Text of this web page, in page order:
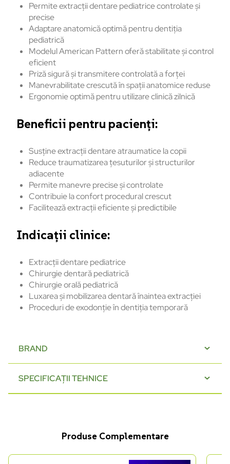
Permite extracții dentare pediatrice controlate și
precise
Adaptare anatomică optimă pentru dentiția
pediatrică
Modelul American Pattern oferă stabilitate și control
eficient
Priză sigură și transmitere controlată a forței
Manevrabilitate crescută în spații anatomice reduse
Ergonomie optimă pentru utilizare clinică zilnică
Beneficii pentru pacienți:
Susține extracții dentare atraumatice la copii
Reduce traumatizarea țesuturilor și structurilor
adiacente
Permite manevre precise și controlate
Contribuie la confort procedural crescut
Facilitează extracții eficiente și predictibile
Indicații clinice:
Extracții dentare pediatrice
Chirurgie dentară pediatrică
Chirurgie orală pediatrică
Luxarea și mobilizarea dentară înaintea extracției
Proceduri de exodonție în dentiția temporară
BRAND
SPECIFICAȚII TEHNICE
Produse Complementare